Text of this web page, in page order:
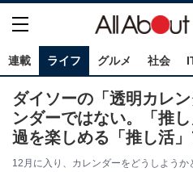
連載 ライフ グルメ 社会
ダイソーの「透明カレ
ンダーではない。「推
過を楽しめる「推し活
12月に入り、カレンダーをどうしようか